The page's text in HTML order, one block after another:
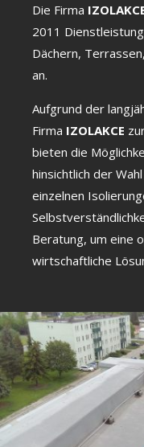
Die Firma
2011
Dächern,
an.
Aufgrund der
Firma IZOLAKCE
bieten die
hinsichtlich der
einzelnen
Beratung, um eine
wirtschaftliche